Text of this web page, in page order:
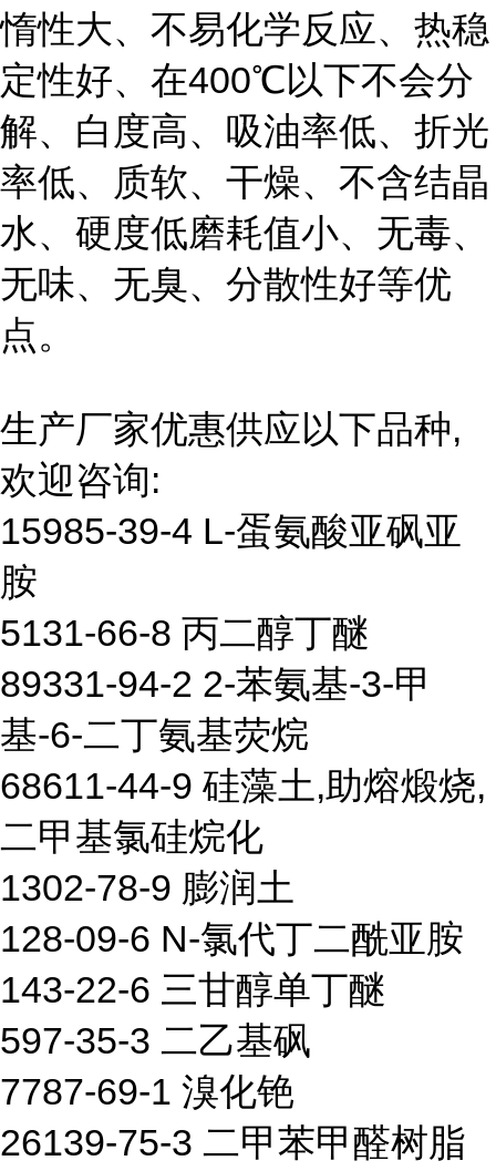
惰性大、不易化学反应、热稳
定性好、在400℃以下不会分
解、白度高、吸油率低、折光
率低、质软、干燥、不含结晶
水、硬度低磨耗值小、无毒、
无味、无臭、分散性好等优
点。
生产厂家优惠供应以下品种,
欢迎咨询:
15985-39-4 L-蛋氨酸亚砜亚
胺
5131-66-8 丙二醇丁醚
89331-94-2 2-苯氨基-3-甲
基-6-二丁氨基荧烷
68611-44-9 硅藻土,助熔煅烧,
二甲基氯硅烷化
1302-78-9 膨润土
128-09-6 N-氯代丁二酰亚胺
143-22-6 三甘醇单丁醚
597-35-3 二乙基砜
7787-69-1 溴化铯
26139-75-3 二甲苯甲醛树脂